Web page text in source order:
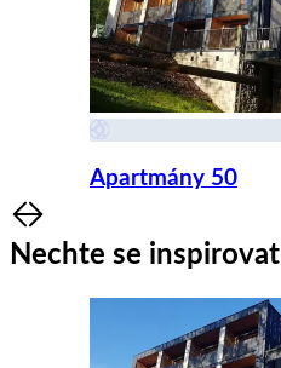
Apartmány 50
Item
1
of
Nechte se inspirovat